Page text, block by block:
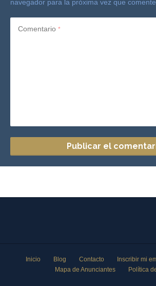
navegador para la próxima vez que comente.
Comentario *
Inicio Blog Contacto
Inscribir mi
Mapa de Anunciantes
Política